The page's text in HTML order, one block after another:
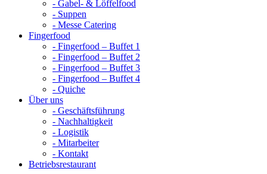
- Gabel- & Löffelfood
- Suppen
- Messe Catering
Fingerfood
- Fingerfood – Buffet 1
- Fingerfood – Buffet 2
- Fingerfood – Buffet 3
- Fingerfood – Buffet 4
- Quiche
Über uns
- Geschäftsführung
- Nachhaltigkeit
- Logistik
- Mitarbeiter
- Kontakt
Betriebsrestaurant